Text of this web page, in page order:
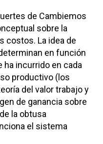
de Cambiemos
sobre la
costos. La idea de
en función
incurrido en cada
productivo (los
del valor trabajo y
de ganancia sobre
la obtusa
el sistema